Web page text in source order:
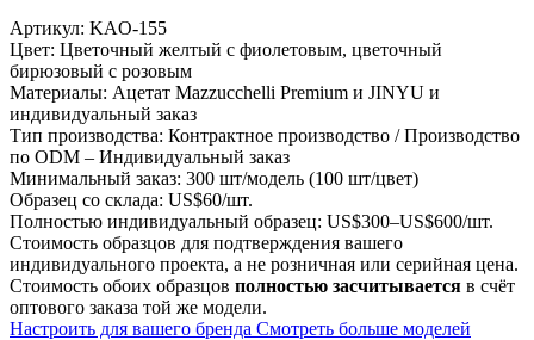
Артикул: KAO-155
Цвет: Цветочный желтый с фиолетовым, цветочный
бирюзовый с розовым
Материалы: Ацетат Mazzucchelli Premium и JINYU и
индивидуальный заказ
Тип производства: Контрактное производство / Производство
по ODM – Индивидуальный заказ
Минимальный заказ: 300 шт/модель (100 шт/цвет)
Образец со склада: US$60/шт.
Полностью индивидуальный образец: US$300–US$600/шт.
Стоимость образцов для подтверждения вашего
индивидуального проекта, а не розничная или серийная цена.
Стоимость обоих образцов полностью засчитывается в счёт
оптового заказа той же модели.
Настроить для вашего бренда Смотреть больше моделей